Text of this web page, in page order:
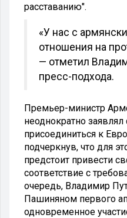
расставанию".
«У нас с
отношения на
— отметил
пресс-подхода.
Премьер-министр
неоднократно
присоединиться к
подчеркнув, что для
предстоит привести
соответствие с
очередь, Владимир
Пашиняном первого
одновременное